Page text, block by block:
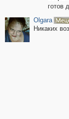
готов
Olgara
Никаких